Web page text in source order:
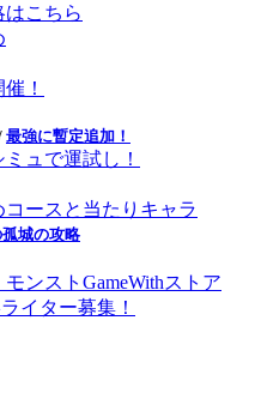
はこちら
！
最強に暫定追加！
ュで運試し！
ースと当たりキャラ
城の攻略
ンストGameWithストア
イター募集！